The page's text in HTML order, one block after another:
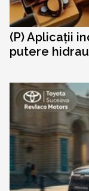
(P) Aplicații
putere